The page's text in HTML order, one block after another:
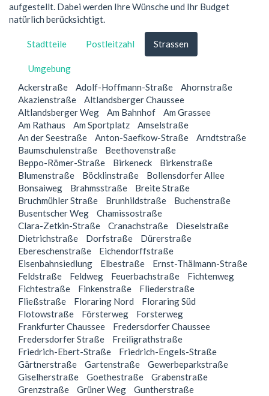
aufgestellt. Dabei werden Ihre Wünsche und Ihr Budget
natürlich berücksichtigt.
Stadtteile Postleitzahl Strassen
Umgebung
Ackerstraße
Adolf-Hoffmann-Straße
Ahornstraße
Akazienstraße
Altlandsberger Chaussee
Altlandsberger Weg
Am Bahnhof
Am Grassee
Am Rathaus
Am Sportplatz
Amselstraße
An der Seestraße
Anton-Saefkow-Straße
Arndtstraße
Baumschulenstraße
Beethovenstraße
Beppo-Römer-Straße
Birkeneck
Birkenstraße
Blumenstraße
Böcklinstraße
Bollensdorfer Allee
Bonsaiweg
Brahmsstraße
Breite Straße
Bruchmühler Straße
Brunhildstraße
Buchenstraße
Busentscher Weg
Chamissostraße
Clara-Zetkin-Straße
Cranachstraße
Dieselstraße
Dietrichstraße
Dorfstraße
Dürerstraße
Ebereschenstraße
Eichendorffstraße
Eisenbahnsiedlung
Elbestraße
Ernst-Thälmann-Straße
Feldstraße
Feldweg Feuerbachstraße
Fichtenweg
Fichtestraße
Finkenstraße
Fliederstraße
Fließstraße
Floraring Nord
Floraring Süd
Flotowstraße
Försterweg
Forsterweg
Frankfurter Chaussee
Fredersdorfer Chaussee
Fredersdorfer Straße
Freiligrathstraße
Friedrich-Ebert-Straße
Friedrich-Engels-Straße
Gärtnerstraße
Gartenstraße
Gewerbeparkstraße
Giselherstraße
Goethestraße
Grabenstraße
Grenzstraße
Grüner Weg
Guntherstraße